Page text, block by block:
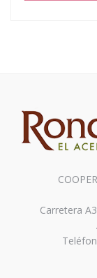
Carretera